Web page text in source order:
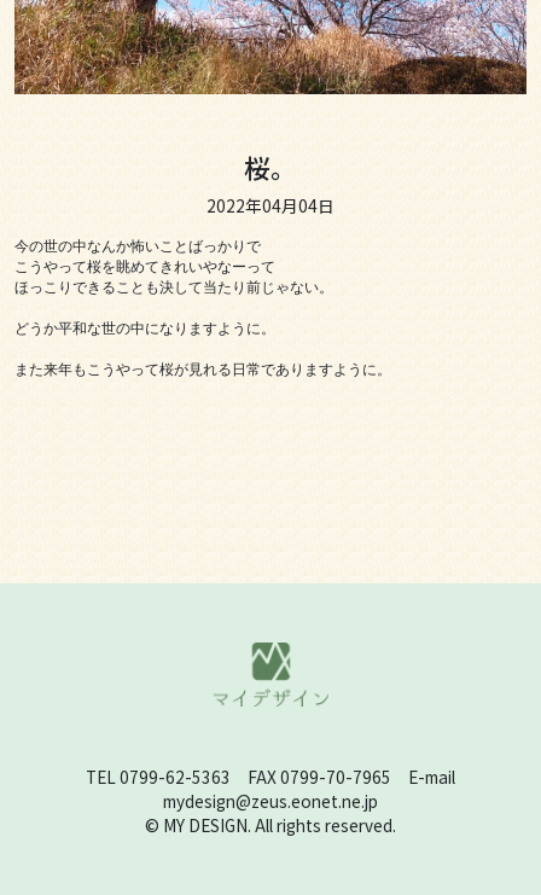
桜。
2022年04月04日
今の世の中なんか怖いことばっかりで
こうやって桜を眺めてきれいやなーって
ほっこりできることも決して当たり前じゃない。
どうか平和な世の中になりますように。
また来年もこうやって桜が見れる日常でありますように。
TEL 0799-62-5363 FAX 0799-70-7965 E-mail
mydesign@zeus.eonet.ne.jp
© MY DESIGN. All rights reserved.